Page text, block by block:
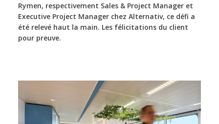
Rymen, respectivement Sales & Project Manager et
Executive Project Manager chez Alternativ, ce défi a
été relevé haut la main. Les félicitations du client
pour preuve.